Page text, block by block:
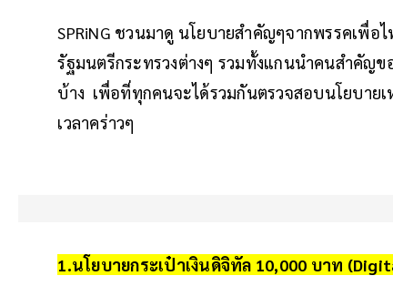
SPRiNG ชวนมาดู นโยบายสำคัญๆจากพรรคเพื่
รัฐมนตรีกระทรวงต่างๆ รวมทั้งแกนนำคนสำคัญข
บ้าง เพื่อที่ทุกคนจะได้รวมกันตรวจสอบนโยบาย
เวลาคร่าวๆ
1.นโยบายกระเป๋าเงินดิจิทัล 10,000 บาท